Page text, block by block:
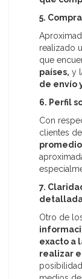
5.
realizado
que
países, y
de envío
6. Perfil
Con
clientes
promedio
7.
Otro de
exacto a
realizar